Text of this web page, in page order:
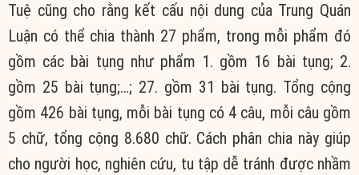
Tuệ cũng cho rằng kết cấu nội dung của Trung Quán
Luận có thể chia thành 27 phẩm, trong mỗi phẩm đó
gồm các bài tụng như phẩm 1. gồm 16 bài tụng; 2.
gồm 25 bài tụng;…; 27. gồm 31 bài tụng. Tổng cộng
gồm 426 bài tụng, mỗi bài tụng có 4 câu, mỗi câu gồm
5 chữ, tổng cộng 8.680 chữ. Cách phân chia này giúp
cho người học, nghiên cứu, tu tập dễ tránh được nhầm